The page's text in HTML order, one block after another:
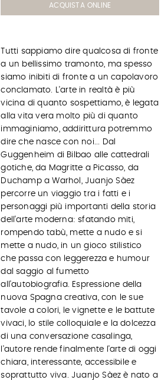
ACQUISTA ONLINE
Tutti sappiamo dire qualcosa di fronte
a un bellissimo tramonto, ma spesso
siamo inibiti di fronte a un capolavoro
conclamato. L'arte in realtà è più
vicina di quanto sospettiamo, è legata
alla vita vera molto più di quanto
immaginiamo, addirittura potremmo
dire che nasce con noi... Dal
Guggenheim di Bilbao alle cattedrali
gotiche, da Magritte a Picasso, da
Duchamp a Warhol, Juanjo Sàez
percorre un viaggio tra i fatti e i
personaggi più importanti della storia
dell'arte moderna: sfatando miti,
rompendo tabù, mette a nudo e si
mette a nudo, in un gioco stilistico
che passa con leggerezza e humour
dal saggio al fumetto
all'autobiografia. Espressione della
nuova Spagna creativa, con le sue
tavole a colori, le vignette e le battute
vivaci, lo stile colloquiale e la dolcezza
di una conversazione casalinga,
l'autore rende finalmente l'arte di oggi
chiara, interessante, accessibile e
soprattutto viva. Juanjo Sàez è nato a